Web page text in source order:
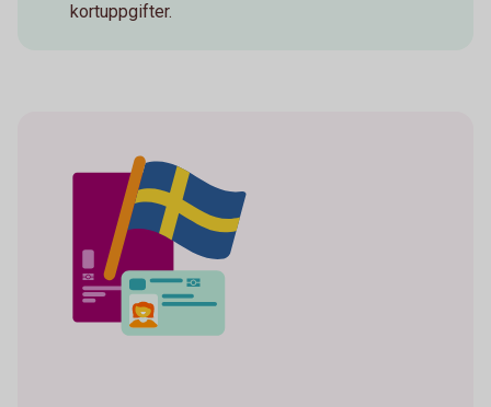
kortuppgifter.